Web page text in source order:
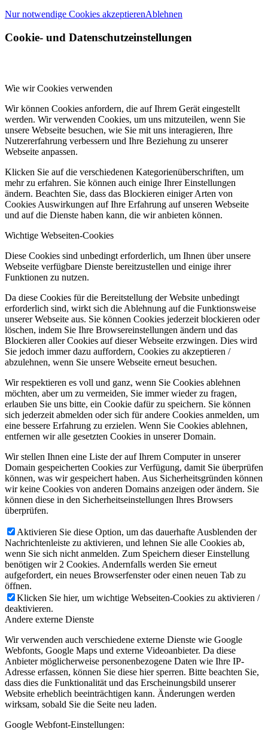
Nur notwendige Cookies akzeptierenAblehnen
Cookie- und Datenschutzeinstellungen
Wie wir Cookies verwenden
Wir können Cookies anfordern, die auf Ihrem Gerät eingestellt
werden. Wir verwenden Cookies, um uns mitzuteilen, wenn Sie
unsere Webseite besuchen, wie Sie mit uns interagieren, Ihre
Nutzererfahrung verbessern und Ihre Beziehung zu unserer
Webseite anpassen.
Klicken Sie auf die verschiedenen Kategorienüberschriften, um
mehr zu erfahren. Sie können auch einige Ihrer Einstellungen
ändern. Beachten Sie, dass das Blockieren einiger Arten von
Cookies Auswirkungen auf Ihre Erfahrung auf unseren Webseite
und auf die Dienste haben kann, die wir anbieten können.
Wichtige Webseiten-Cookies
Diese Cookies sind unbedingt erforderlich, um Ihnen über unsere
Webseite verfügbare Dienste bereitzustellen und einige ihrer
Funktionen zu nutzen.
Da diese Cookies für die Bereitstellung der Website unbedingt
erforderlich sind, wirkt sich die Ablehnung auf die Funktionsweise
unserer Webseite aus. Sie können Cookies jederzeit blockieren oder
löschen, indem Sie Ihre Browsereinstellungen ändern und das
Blockieren aller Cookies auf dieser Webseite erzwingen. Dies wird
Sie jedoch immer dazu auffordern, Cookies zu akzeptieren /
abzulehnen, wenn Sie unsere Webseite erneut besuchen.
Wir respektieren es voll und ganz, wenn Sie Cookies ablehnen
möchten, aber um zu vermeiden, Sie immer wieder zu fragen,
erlauben Sie uns bitte, ein Cookie dafür zu speichern. Sie können
sich jederzeit abmelden oder sich für andere Cookies anmelden, um
eine bessere Erfahrung zu erzielen. Wenn Sie Cookies ablehnen,
entfernen wir alle gesetzten Cookies in unserer Domain.
Wir stellen Ihnen eine Liste der auf Ihrem Computer in unserer
Domain gespeicherten Cookies zur Verfügung, damit Sie überprüfen
können, was wir gespeichert haben. Aus Sicherheitsgründen können
wir keine Cookies von anderen Domains anzeigen oder ändern. Sie
können diese in den Sicherheitseinstellungen Ihres Browsers
überprüfen.
Aktivieren Sie diese Option, um das dauerhafte Ausblenden der
Nachrichtenleiste zu aktivieren, und lehnen Sie alle Cookies ab,
wenn Sie sich nicht anmelden. Zum Speichern dieser Einstellung
benötigen wir 2 Cookies. Andernfalls werden Sie erneut
aufgefordert, ein neues Browserfenster oder einen neuen Tab zu
öffnen.
Klicken Sie hier, um wichtige Webseiten-Cookies zu aktivieren /
deaktivieren.
Andere externe Dienste
Wir verwenden auch verschiedene externe Dienste wie Google
Webfonts, Google Maps und externe Videoanbieter. Da diese
Anbieter möglicherweise personenbezogene Daten wie Ihre IP-
Adresse erfassen, können Sie diese hier sperren. Bitte beachten Sie,
dass dies die Funktionalität und das Erscheinungsbild unserer
Website erheblich beeinträchtigen kann. Änderungen werden
wirksam, sobald Sie die Seite neu laden.
Google Webfont-Einstellungen: